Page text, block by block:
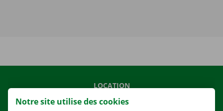
LOCATION
NOS VÉHICULES
Notre site utilise des cookies